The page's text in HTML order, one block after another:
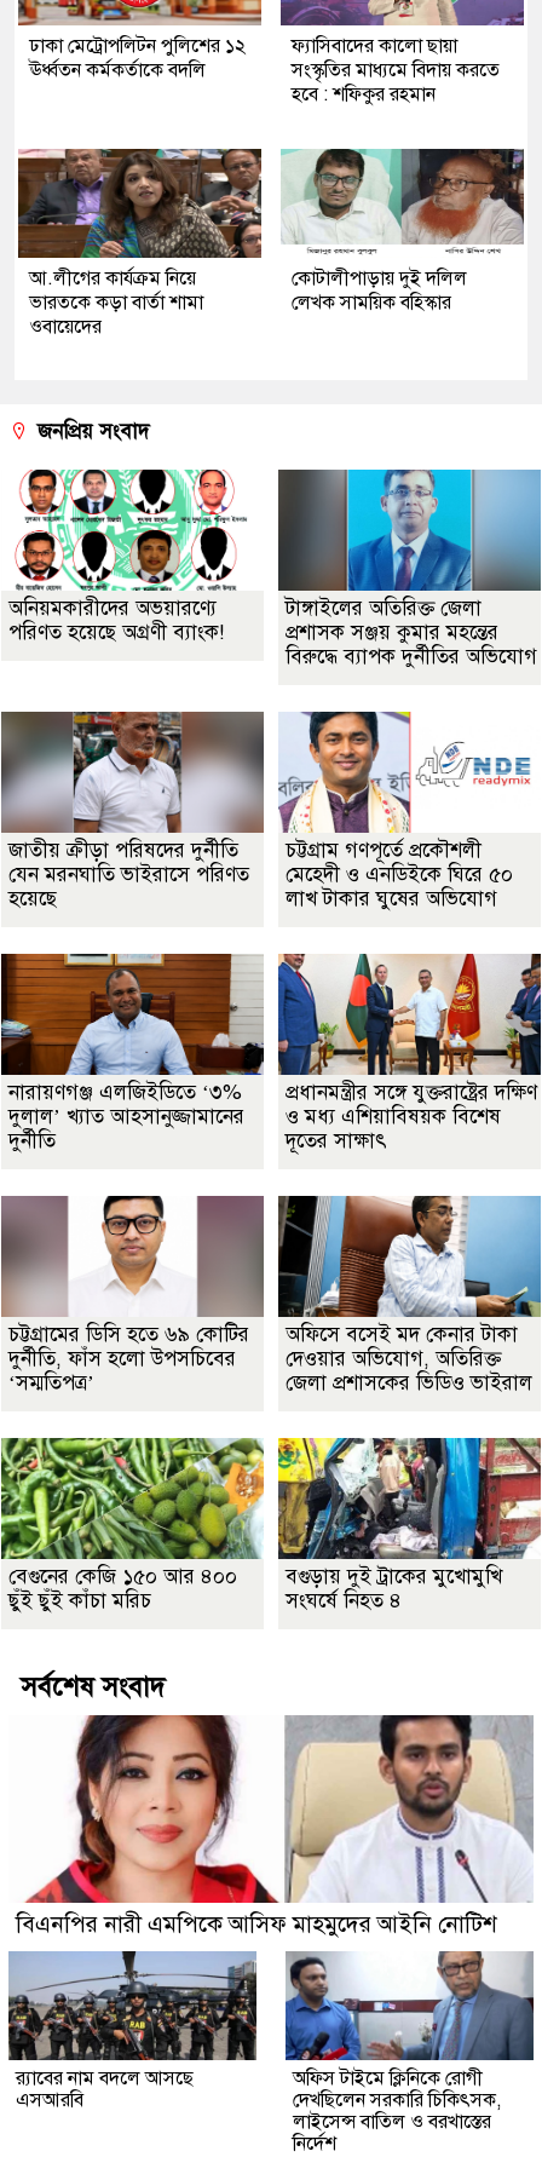
ঢাকা মেট্রোপলিটন পুলিশের ১২
ঊর্ধ্বতন কর্মকর্তাকে বদলি
ফ্যাসিবাদের কালো ছায়া
সংস্কৃতির মাধ্যমে বিদায় করতে
হবে : শফিকুর রহমান
আ.লীগের কার্যক্রম নিয়ে
ভারতকে কড়া বার্তা শামা
ওবায়েদের
কোটালীপাড়ায় দুই দলিল
লেখক সাময়িক বহিস্কার
জনপ্রিয় সংবাদ
অনিয়মকারীদের অভয়ারণ্যে
পরিণত হয়েছে অগ্রণী ব্যাংক!
টাঙ্গাইলের অতিরিক্ত জেলা
প্রশাসক সঞ্জয় কুমার মহন্তের
বিরুদ্ধে ব্যাপক দুর্নীতির অভিযোগ
জাতীয় ক্রীড়া পরিষদের দুর্নীতি
যেন মরনঘাতি ভাইরাসে পরিণত
হয়েছে
চট্টগ্রাম গণপূর্তে প্রকৌশলী
মেহেদী ও এনডিইকে ঘিরে ৫০
লাখ টাকার ঘুষের অভিযোগ
নারায়ণগঞ্জ এলজিইডিতে ‘৩%
দুলাল’ খ্যাত আহসানুজ্জামানের
দুর্নীতি
প্রধানমন্ত্রীর সঙ্গে যুক্তরাষ্ট্রের দক্ষিণ
ও মধ্য এশিয়াবিষয়ক বিশেষ
দূতের সাক্ষাৎ
চট্টগ্রামের ডিসি হতে ৬৯ কোটির
দুর্নীতি, ফাঁস হলো উপসচিবের
‘সম্মতিপত্র’
অফিসে বসেই মদ কেনার টাকা
দেওয়ার অভিযোগ, অতিরিক্ত
জেলা প্রশাসকের ভিডিও ভাইরাল
বেগুনের কেজি ১৫০ আর ৪০০
ছুঁই ছুঁই কাঁচা মরিচ
বগুড়ায় দুই ট্রাকের মুখোমুখি
সংঘর্ষে নিহত ৪
সর্বশেষ সংবাদ
বিএনপির নারী এমপিকে আসিফ মাহমুদের আইনি নোটিশ
র‍্যাবের নাম বদলে আসছে
এসআরবি
অফিস টাইমে ক্লিনিকে রোগী
দেখছিলেন সরকারি চিকিৎসক,
লাইসেন্স বাতিল ও বরখাস্তের
নির্দেশ